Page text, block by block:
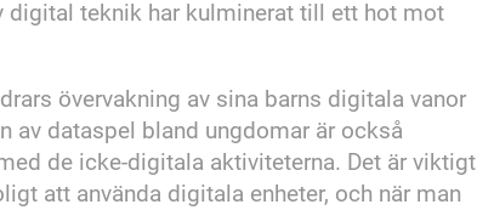
digital teknik har kulminerat till ett hot mot
övervakning av sina barns digitala vanor
av dataspel bland ungdomar är också
de icke-digitala aktiviteterna. Det är viktigt
att använda digitala enheter, och när man